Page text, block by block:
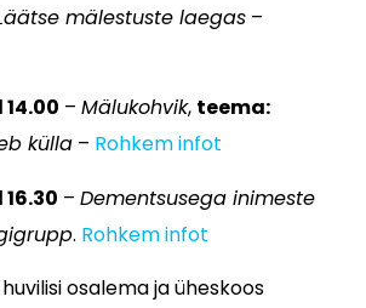
mälestuste laegas –
–Mälukohvik, teema:
külla – Rohkem infot
–Dementsusega inimeste
. Rohkem infot
osalema ja üheskoos